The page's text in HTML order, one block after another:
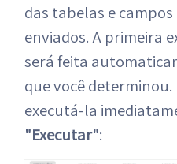
das tabelas e
enviados. A primeira
será feita
que você
executá-la
"Executar":